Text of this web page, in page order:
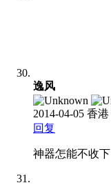
逸风
2014-04-05 香港
回复
神器怎能不收下